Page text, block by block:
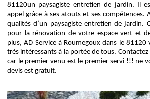
81120un paysagiste entretien de jardin. Il
appel grâce à ses atouts et ses compétences.
qualités d’un paysagiste entretien de jardin.
pour la rénovation de votre espace vert et
plus, AD Service à Roumegoux dans le 81120
très intéressants à la portée de tous. Contactez
car le premier venu est le premier servi !!! ne
devis est gratuit.